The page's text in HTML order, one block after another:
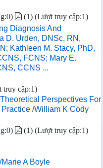
(1) (Lượt truy cập:1)
Diagnosis And
D. Urden, DNSc, RN,
Kathleen M. Stacy, PhD,
FCNS; Mary E.
CCNS ...
truy cập:1)
Perspectives For
/William K Cody
(1) (Lượt truy cập:1)
A Boyle